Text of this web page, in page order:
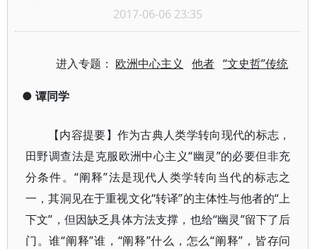
2017-06-06 23:35
进入专题： 欧洲中心主义 他者 “文史哲”传统
● 谭同学
【内容提要】作为古典人类学转向现代的标志，
田野调查法是克服欧洲中心主义“幽灵”的必要但非充
分条件。“阐释”法是现代人类学转向当代的标志之
一，其洞见在于重视文化“转译”的主体性与他者的“上
下文”，但因缺乏具体方法支撑，也给“幽灵”留下了后
门。谁“阐释”谁，“阐释”什么，怎么“阐释”，皆存问